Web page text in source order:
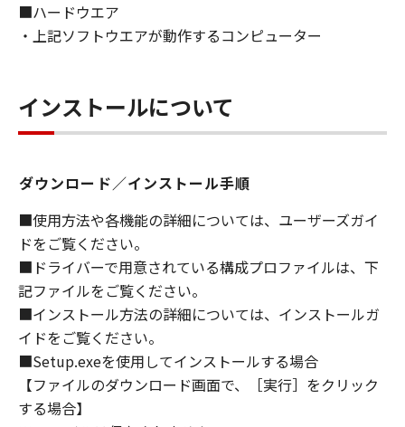
５．輸出
トウェア」の全部または一部を、直接または間
接に輸出してはなりません。
キヤノン、キヤノンの子会社、関係会社、それ
のライセンサーは、お客様による「本ソフトウ
ェア」の使用を支援すること、および「本ソフ
トウェア」に対してアップデート、バグの修正
あるいはサポートを行うことについて、いかな
る責任も負うものではありません。
７．保証の否認・免責
(1) 「本ソフトウェア」は、『現状のまま』の
状態で使用許諾されます。キヤノン、キヤノン
のライセンサー、キヤノンの子会社、キヤノン
■ハードウエア
・上記ソフトウエアが動作するコンピューター
インストールについて
ダウンロード／インストール手順
■使用方法や各機能の詳細については、ユーザーズガイ
ドをご覧ください。
■ドライバーで用意されている構成プロファイルは、下
記ファイルをご覧ください。
■インストール方法の詳細については、インストールガ
イドをご覧ください。
■Setup.exeを使用してインストールする場合
【ファイルのダウンロード画面で、［実行］をクリック
する場合】